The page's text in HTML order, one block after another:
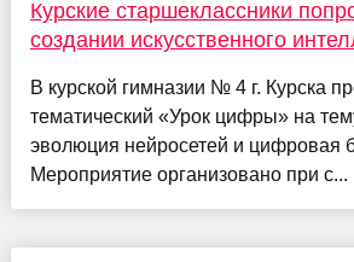
Курские старшеклассники
создании искусственного
В курской гимназии № 4 г. Курска
тематический «Урок цифры» на
эволюция нейросетей и цифровая
Мероприятие организовано при с...